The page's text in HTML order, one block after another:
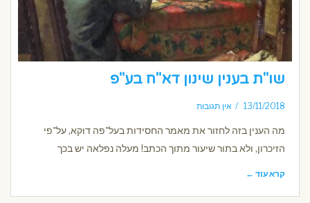
שו"ת בענין שינון דא"ח בע"פ
13/11/2018 אין תגובות
מה הענין בזה לחזור את מאמר החסידות בעל־פה דוקא, על־פי
הזיכרון, ולא בתור שיעור מתוך הכתב! מעלה נפלאה יש בכך
קרא עוד ←